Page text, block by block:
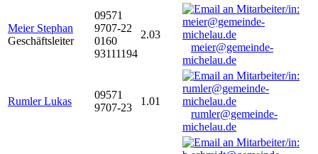
Meier Stephan
Geschäftsleiter
09571
9707-22
0160
93111194
2.03
meier@gemeinde-
michelau.de
Rumler Lukas
09571
9707-23
1.01
rumler@gemeinde-
michelau.de